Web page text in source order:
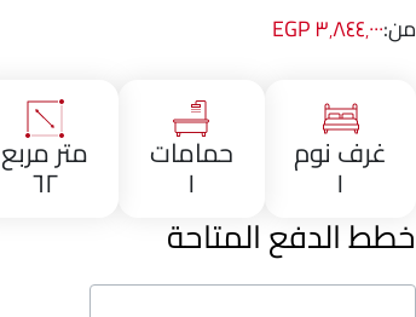
من:٣٬٨٤٤٬٠٠٠ EGP
غرف نوم
١
حمامات
١
متر مربع
٦٢
خطط الدفع المتاحة